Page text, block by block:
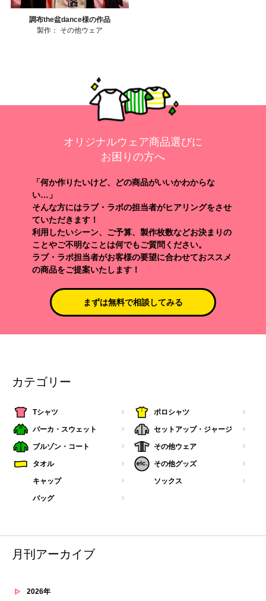
調布the盆dance様の作品
製作：
その他ウェア
オリジナルウェア商品選びに
お困りの方へ
「何か作りたいけど、どの商品がいいかわからな
い…」
そんな方にはラブ・ラボの担当者がヒアリングをさせ
ていただきます！
利用したいシーン、ご予算、製作枚数などお決まりの
ことやご不明なことは何でもご質問ください。
ラブ・ラボ担当者がお客様の要望に合わせておススメ
の商品をご提案いたします！
まずは無料で相談してみる
カテゴリー
Tシャツ ポロシャツ
パーカ・スウェット セットアップ・ジャージ
ブルゾン・コート その他ウェア
タオル その他グッズ
キャップ ソックス
バッグ
月刊アーカイブ
2026年